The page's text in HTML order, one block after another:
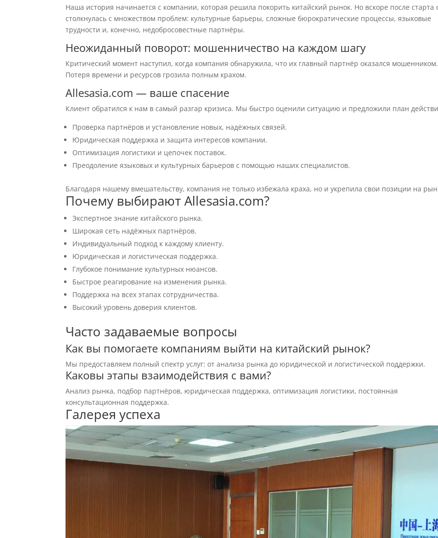
Наша история начинается с компании, которая решила покорить китайский рынок. Но вскоре после старта
столкнулась с множеством проблем: культурные барьеры, сложные бюрократические процессы, языковые
трудности и, конечно, недобросовестные партнёры.
Неожиданный поворот: мошенничество на каждом шагу
Критический момент наступил, когда компания обнаружила, что их главный партнёр оказался мошенником.
Потеря времени и ресурсов грозила полным крахом.
Allesasia.com — ваше спасение
Клиент обратился к нам в самый разгар кризиса. Мы быстро оценили ситуацию и предложили план
Проверка партнёров и установление новых, надёжных связей.
Юридическая поддержка и защита интересов компании.
Оптимизация логистики и цепочек поставок.
Преодоление языковых и культурных барьеров с помощью наших специалистов.
Благодаря нашему вмешательству, компания не только избежала краха, но и укрепила свои позиции на
Почему выбирают Allesasia.com?
Экспертное знание китайского рынка.
Широкая сеть надёжных партнёров.
Индивидуальный подход к каждому клиенту.
Юридическая и логистическая поддержка.
Глубокое понимание культурных нюансов.
Быстрое реагирование на изменения рынка.
Поддержка на всех этапах сотрудничества.
Высокий уровень доверия клиентов.
Часто задаваемые вопросы
Как вы помогаете компаниям выйти на китайский рынок?
Мы предоставляем полный спектр услуг: от анализа рынка до юридической и логистической поддержки.
Каковы этапы взаимодействия с вами?
Анализ рынка, подбор партнёров, юридическая поддержка, оптимизация логистики, постоянная
консультационная поддержка.
Галерея успеха